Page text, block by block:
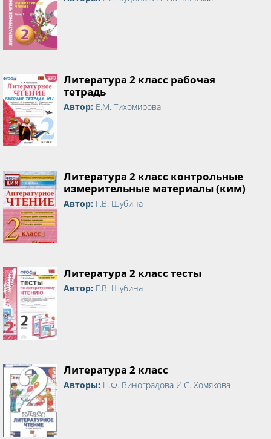
Литература 2 класс рабочая
тетрадь
Автор: Е.М. Тихомирова
Литература 2 класс контрольные
измерительные материалы (ким)
Автор: Г.В. Шубина
Литература 2 класс тесты
Автор: Г.В. Шубина
Литература 2 класс
Авторы: Н.Ф. Виноградова И.С. Хомякова